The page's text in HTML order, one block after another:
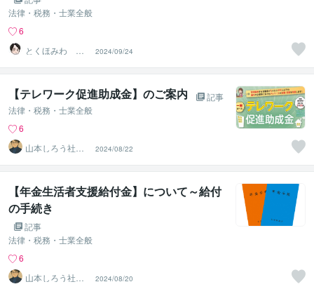
法律・税務・士業全般
6
とくほみわ 人
事歴20年以上の
社労士
2024/09/24
【テレワーク促進助成金】のご案内
記事
法律・税務・士業全般
6
山本しろう社労
士事務所
2024/08/22
【年金生活者支援給付金】について～給付
の手続き
記事
法律・税務・士業全般
6
山本しろう社労
士事務所
2024/08/20